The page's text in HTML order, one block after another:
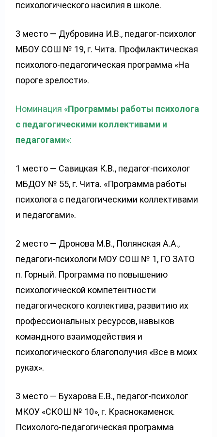
психологического насилия в школе.
3 место — Дубровина И.В., педагог-психолог
МБОУ СОШ № 19, г. Чита. Профилактическая
психолого-педагогическая программа «На
пороге зрелости».
Номинация «Программы работы психолога
с педагогическими коллективами и
педагогами»:
1 место — Савицкая К.В., педагог-психолог
МБДОУ № 55, г. Чита. «Программа работы
психолога с педагогическими коллективами
и педагогами».
2 место — Дронова М.В., Полянская А.А.,
педагоги-психологи МОУ СОШ № 1, ГО ЗАТО
п. Горный. Программа по повышению
психологической компетентности
педагогического коллектива, развитию их
профессиональных ресурсов, навыков
командного взаимодействия и
психологического благополучия «Все в моих
руках».
3 место — Бухарова Е.В., педагог-психолог
МКОУ «СКОШ № 10», г. Краснокаменск.
Психолого-педагогическая программа